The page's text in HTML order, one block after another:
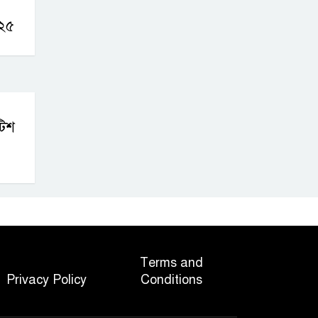
Privacy Policy
Terms and
Conditions